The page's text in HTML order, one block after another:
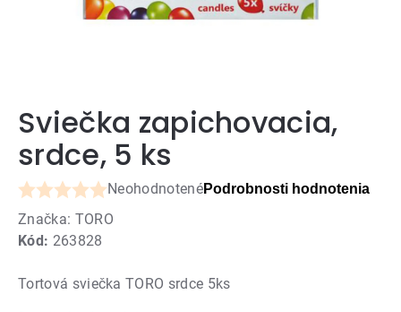
Sviečka zapichovacia,
srdce, 5 ks
Kód: 263828
Priemerné
hodnotenie
produktu
0,0
NeohodnotenéPodrobnosti hodnotenia
Značka: TORO
Tortová sviečka TORO srdce 5ks